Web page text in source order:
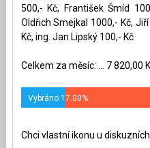
500,- Kč, František Šmíd
Oldřich Smejkal 1000,- Kč,
Kč, ing. Jan Lipský 100,- Kč
Celkem za měsíc: ... 7 820,00
Vybráno 17.00%
Chci vlastní ikonu u diskuzních